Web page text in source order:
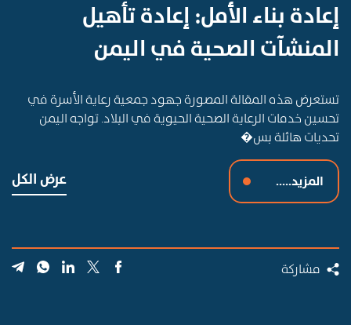
إعادة بناء الأمل: إعادة تأهيل
المنشآت الصحية في اليمن
تستعرض هذه المقالة المصورة جهود جمعية رعاية الأسرة في
تحسين خدمات الرعاية الصحية الحيوية في البلاد. تواجه اليمن
تحديات هائلة بس�
المزيد..... عرض الكل
مشاركة